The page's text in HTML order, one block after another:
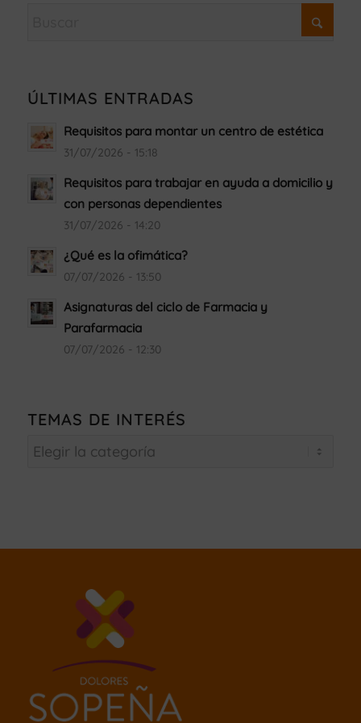
ÚLTIMAS ENTRADAS
Requisitos para montar un centro de estética
31/07/2026 - 15:18
Requisitos para trabajar en ayuda a domicilio y
con personas dependientes
31/07/2026 - 14:20
¿Qué es la ofimática?
07/07/2026 - 13:50
Asignaturas del ciclo de Farmacia y
Parafarmacia
07/07/2026 - 12:30
TEMAS DE INTERÉS